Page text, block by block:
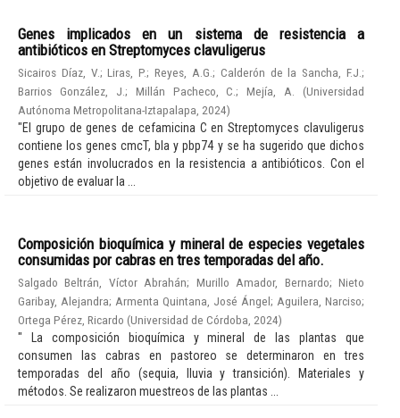
Genes implicados en un sistema de resistencia a
antibióticos en Streptomyces clavuligerus
Sicairos Díaz, V.;Liras, P.;Reyes, A.G. ; Calderón de la Sancha, F.J.;
Barrios González, J. ; Millán Pacheco, C.;Mejía, A. (Universidad
Autónoma Metropolitana-Iztapalapa 2024)
"El grupo de genes de cefamicina C en Streptomyces clavuligerus
contiene los genes cmcT, bla y pbp74 y se ha sugerido que dichos
genes están involucrados en la resistencia a antibióticos. Con el
objetivo de evaluar la ...
Composición bioquímica y mineral de especies vegetales
consumidas por cabras en tres temporadas del año.
Salgado Beltrán, Víctor Abrahán; Murillo Amador, Bernardo;Nieto
Garibay, Alejandra; Armenta Quintana, José Ángel; Aguilera, Narciso;
Ortega Pérez, Ricardo (Universidad de Córdoba 2024)
" La composición bioquímica y mineral de las plantas que
consumen las cabras en pastoreo se determinaron en tres
temporadas del año (sequia, lluvia y transición). Materiales y
métodos. Se realizaron muestreos de las plantas ...